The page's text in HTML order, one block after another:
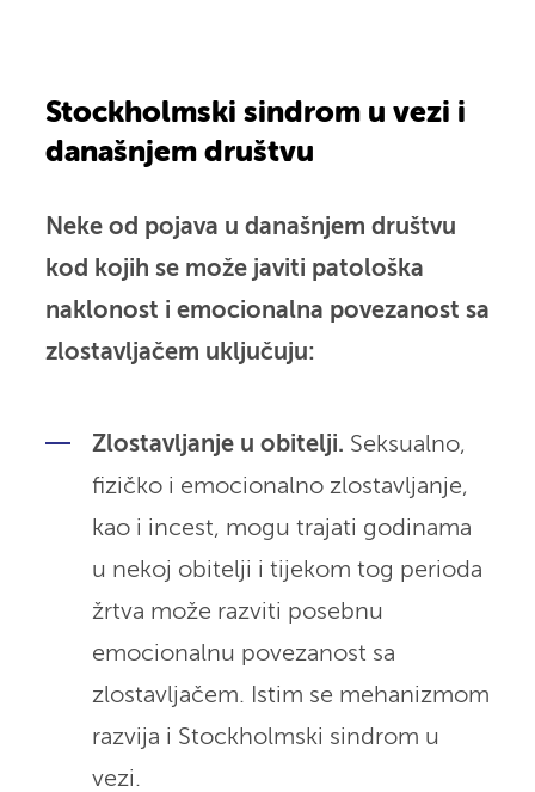
Stockholmski sindrom u vezi i
današnjem društvu
Neke od pojava u današnjem društvu
kod kojih se može javiti patološka
naklonost i emocionalna povezanost sa
zlostavljačem uključuju:
Zlostavljanje u obitelji. Seksualno,
fizičko i emocionalno zlostavljanje,
kao i incest, mogu trajati godinama
u nekoj obitelji i tijekom tog perioda
žrtva može razviti posebnu
emocionalnu povezanost sa
zlostavljačem. Istim se mehanizmom
razvija i Stockholmski sindrom u
vezi.